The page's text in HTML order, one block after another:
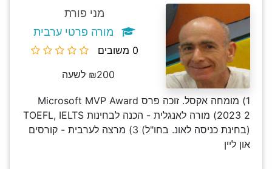
מני פורת
מורה פרטי ערבית
0 משובים
₪200 לשעה
1) מומחה אקסל. זוכה פרס Microsoft MVP Award
2023 2) מורה לאנגלית - הכנה לבחינות TOEFL, IELTS
(בחינת כניסה לאונ. בחו"ל) 3) מרצה לערבית - קורסים
און ליין